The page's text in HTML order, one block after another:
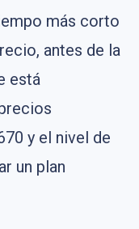
más corto
antes de la
está
y el nivel de
un plan